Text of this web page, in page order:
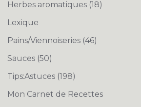
Herbes aromatiques (18)
Lexique
Pains/Viennoiseries (46)
Sauces (50)
Tips:Astuces (198)
Mon Carnet de Recettes